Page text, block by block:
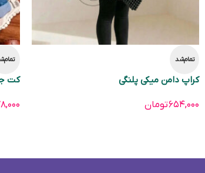
تمام‌شد
کراپ دامن میکی پلنگی
۶۵۴,۰۰۰تومان
کت